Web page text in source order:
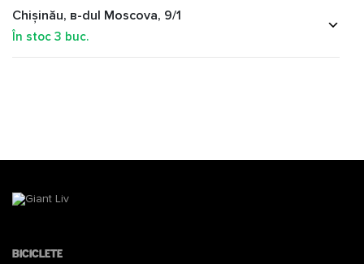
Chișinău, в-dul Moscova, 9/1
În stoc 3 buc.
Biciclete